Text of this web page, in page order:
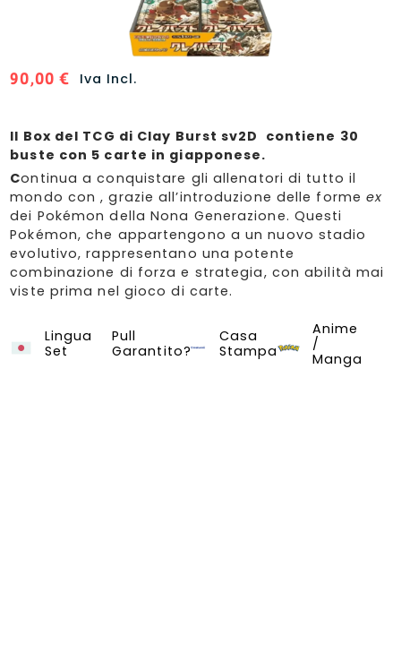
90,00€ Iva Incl.
Il Box del TCG di Clay Burst sv2D contiene 30
buste con 5 carte in giapponese.
Continua a conquistare gli allenatori di tutto il
mondo con , grazie all’introduzione delle formeex
dei Pokémon della Nona Generazione. Questi
Pokémon, che appartengono a un nuovo stadio
evolutivo, rappresentano una potente
combinazione di forza e strategia, con abilità mai
viste prima nel gioco di carte.
Lingua
Set
Pull
Garantito?
Casa
Stampa
Anime
/
Manga